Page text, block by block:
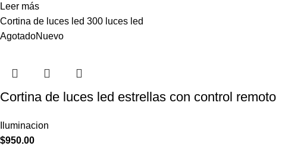
Leer más
Cortina de luces led 300 luces led
AgotadoNuevo
Cortina de luces led estrellas con control remoto
Iluminacion
$950.00